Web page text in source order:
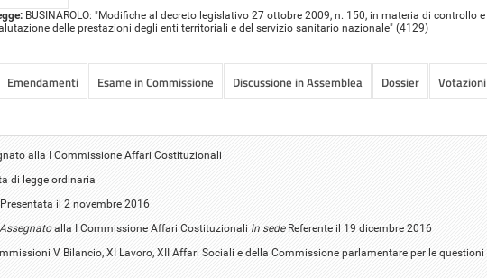
BUSINAROLO: "Modifiche al decreto legislativo 27 ottobre 2009, n. 150, in materia di controllo e
delle prestazioni degli enti territoriali e del servizio sanitario nazionale" (4129)
Emendamenti Esame in Commissione Discussione in Assemblea Dossier
Votazioni
alla I Commissione Affari Costituzionali
di legge ordinaria
Presentata il 2 novembre 2016
Assegnatoalla I Commissione Affari Costituzionali in sede Referente il 19 dicembre 2016
V Bilancio, XI Lavoro, XII Affari Sociali e della Commissione parlamentare per le questioni